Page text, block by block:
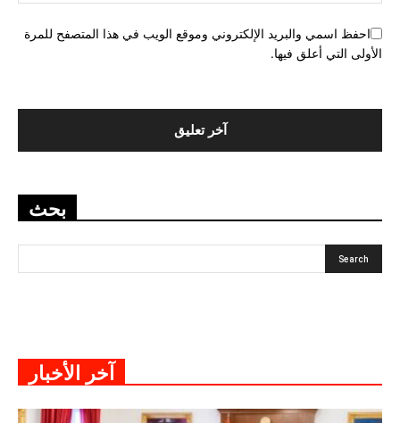
احفظ اسمي والبريد الإلكتروني وموقع الويب في هذا المتصفح للمرة
الأولى التي أعلق فيها.
بحث
آخر الأخبار